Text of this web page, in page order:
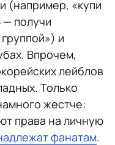
(например, «купи
— получи
и
Впрочем,
лейблов
Только
жестче:
права на личную
фанатам.